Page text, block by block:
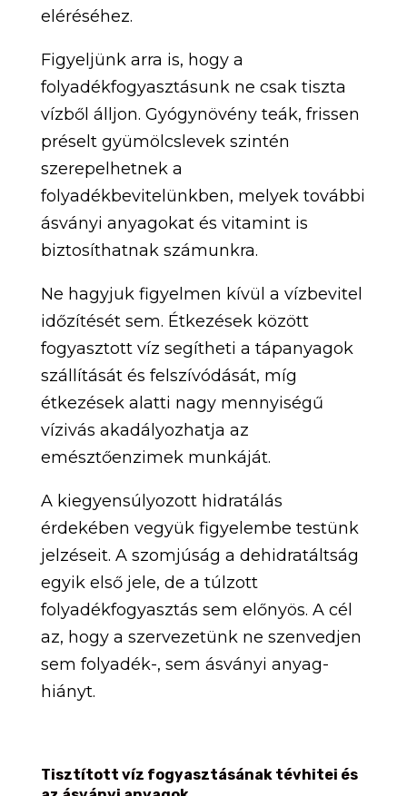
eléréséhez.
Figyeljünk arra is, hogy a
folyadékfogyasztásunk ne csak tiszta
vízből álljon. Gyógynövény teák, frissen
préselt gyümölcslevek szintén
szerepelhetnek a
folyadékbevitelünkben, melyek további
ásványi anyagokat és vitamint is
biztosíthatnak számunkra.
Ne hagyjuk figyelmen kívül a vízbevitel
időzítését sem. Étkezések között
fogyasztott víz segítheti a tápanyagok
szállítását és felszívódását, míg
étkezések alatti nagy mennyiségű
vízivás akadályozhatja az
emésztőenzimek munkáját.
A kiegyensúlyozott hidratálás
érdekében vegyük figyelembe testünk
jelzéseit. A szomjúság a dehidratáltság
egyik első jele, de a túlzott
folyadékfogyasztás sem előnyös. A cél
az, hogy a szervezetünk ne szenvedjen
sem folyadék-, sem ásványi anyag-
hiányt.
Tisztított víz fogyasztásának tévhitei és